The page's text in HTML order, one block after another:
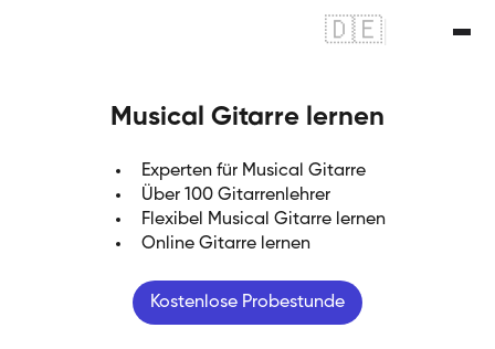
🇩🇪
Musical Gitarre lernen
Experten für Musical Gitarre
Über 100 Gitarrenlehrer
Flexibel Musical Gitarre lernen
Online Gitarre lernen
Kostenlose Probestunde